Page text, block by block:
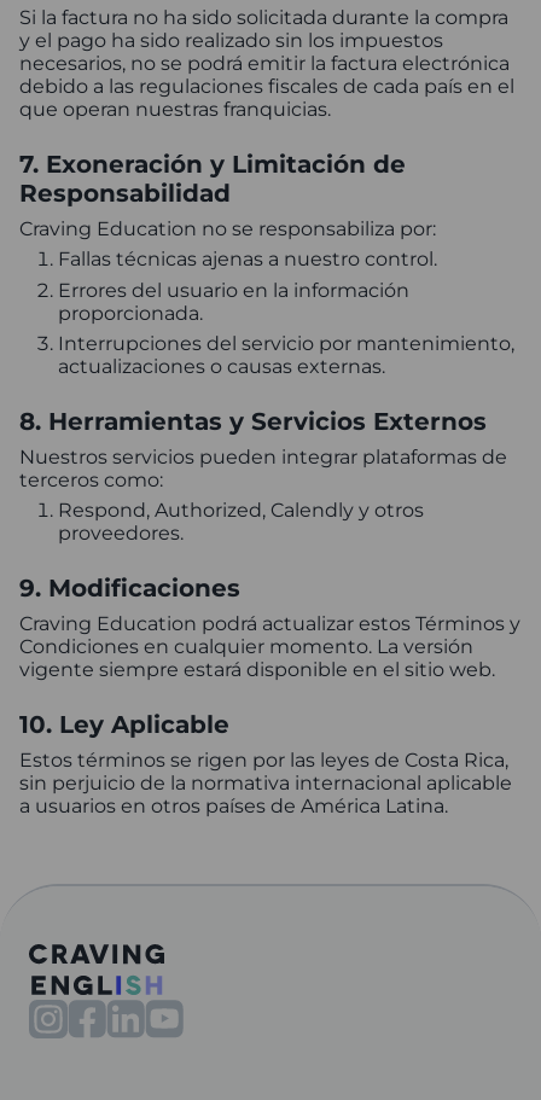
Si la factura no ha sido solicitada durante la compra
y el pago ha sido realizado sin los impuestos
necesarios, no se podrá emitir la factura electrónica
debido a las regulaciones fiscales de cada país en el
que operan nuestras franquicias.
7. Exoneración y Limitación de
Responsabilidad
Craving Education no se responsabiliza por:
Fallas técnicas ajenas a nuestro control.
Errores del usuario en la información
proporcionada.
Interrupciones del servicio por mantenimiento,
actualizaciones o causas externas.
8. Herramientas y Servicios Externos
Nuestros servicios pueden integrar plataformas de
terceros como:
Respond, Authorized, Calendly y otros
proveedores.
9. Modificaciones
Craving Education podrá actualizar estos Términos y
Condiciones en cualquier momento. La versión
vigente siempre estará disponible en el sitio web.
10. Ley Aplicable
Estos términos se rigen por las leyes de Costa Rica,
sin perjuicio de la normativa internacional aplicable
a usuarios en otros países de América Latina.